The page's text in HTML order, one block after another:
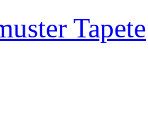
Tapete